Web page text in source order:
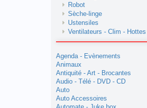
Robot
Sèche-linge
Ustensiles
Ventilateurs - Clim - Hottes
Agenda - Evènements
Animaux
Antiquité - Art - Brocantes
Audio - Télé - DVD - CD
Auto
Auto Accessoires